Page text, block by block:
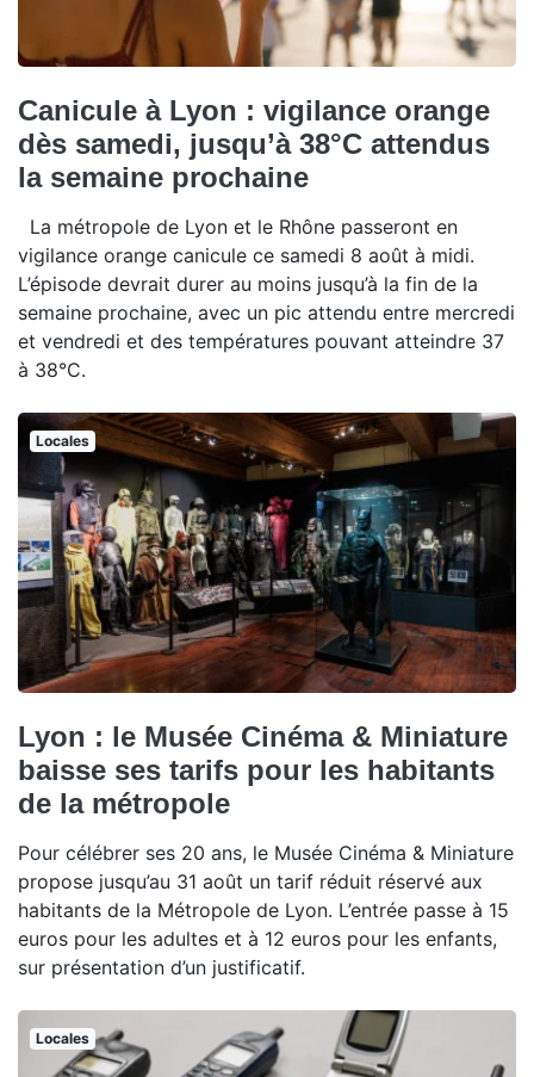
Canicule à Lyon : vigilance orange
dès samedi, jusqu’à 38°C attendus
la semaine prochaine
La métropole de Lyon et le Rhône passeront en
vigilance orange canicule ce samedi 8 août à midi.
L’épisode devrait durer au moins jusqu’à la fin de la
semaine prochaine, avec un pic attendu entre mercredi
et vendredi et des températures pouvant atteindre 37
à 38°C.
Locales
Lyon : le Musée Cinéma & Miniature
baisse ses tarifs pour les habitants
de la métropole
Pour célébrer ses 20 ans, le Musée Cinéma & Miniature
propose jusqu’au 31 août un tarif réduit réservé aux
habitants de la Métropole de Lyon. L’entrée passe à 15
euros pour les adultes et à 12 euros pour les enfants,
sur présentation d’un justificatif.
Locales